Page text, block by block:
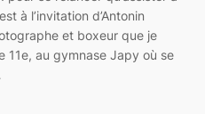
à l’invitation d’Antonin
et boxeur que je
11e, au gymnase Japy où se